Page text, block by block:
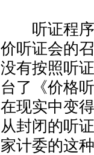
听证程序
价听证会的
没有按照听
台了《价格
在现实中变
从封闭的听
家计委的这